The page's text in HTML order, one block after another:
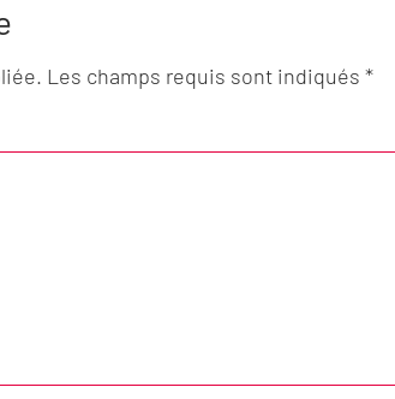
Les champs requis sont indiqués *